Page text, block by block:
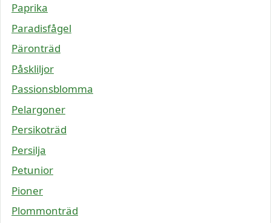
Paprika
Paradisfågel
Päronträd
Påskliljor
Passionsblomma
Pelargoner
Persikoträd
Persilja
Petunior
Pioner
Plommonträd